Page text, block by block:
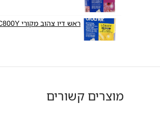
ראש דיו צהוב מקורי Brother LC800Y
מוצרים קשורים